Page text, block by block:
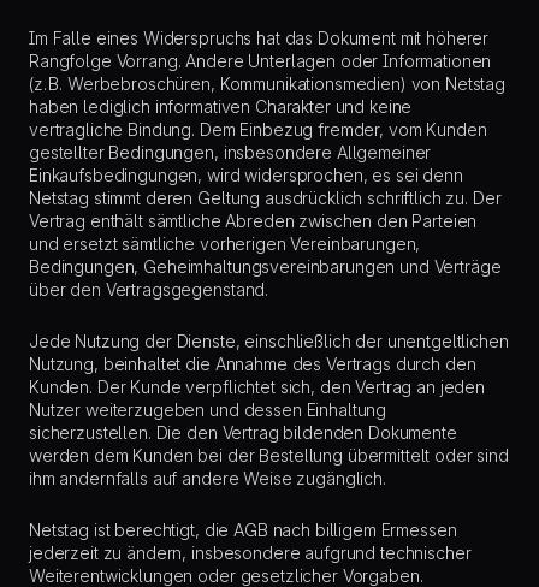
Im Falle eines Widerspruchs hat das Dokument mit höherer
Rangfolge Vorrang. Andere Unterlagen oder Informationen
(z. B. Werbebroschüren, Kommunikationsmedien) von Netstag
haben lediglich informativen Charakter und keine
vertragliche Bindung. Dem Einbezug fremder, vom Kunden
gestellter Bedingungen, insbesondere Allgemeiner
Einkaufsbedingungen, wird widersprochen, es sei denn
Netstag stimmt deren Geltung ausdrücklich schriftlich zu. Der
Vertrag enthält sämtliche Abreden zwischen den Parteien
und ersetzt sämtliche vorherigen Vereinbarungen,
Bedingungen, Geheimhaltungsvereinbarungen und Verträge
über den Vertragsgegenstand.
Jede Nutzung der Dienste, einschließlich der unentgeltlichen
Nutzung, beinhaltet die Annahme des Vertrags durch den
Kunden. Der Kunde verpflichtet sich, den Vertrag an jeden
Nutzer weiterzugeben und dessen Einhaltung
sicherzustellen. Die den Vertrag bildenden Dokumente
werden dem Kunden bei der Bestellung übermittelt oder sind
ihm andernfalls auf andere Weise zugänglich.
Netstag ist berechtigt, die AGB nach billigem Ermessen
jederzeit zu ändern, insbesondere aufgrund technischer
Weiterentwicklungen oder gesetzlicher Vorgaben.